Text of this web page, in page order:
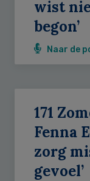
wist
begon’
Naar de
171
Fenna
zorg
gevoel’